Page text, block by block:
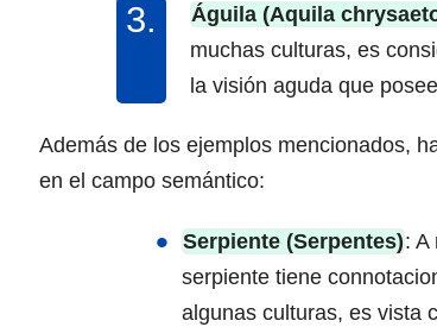
Águila (Aquila
muchas culturas, es
la visión aguda que
Además de los ejemplos mencionados,
en el campo semántico:
Serpiente (Serpentes): A
serpiente tiene
algunas culturas, es vista